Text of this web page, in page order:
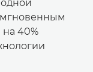
40%